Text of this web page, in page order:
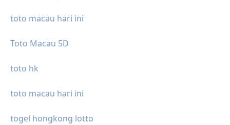
toto macau hari ini
Toto Macau 5D
toto hk
toto macau hari ini
togel hongkong lotto